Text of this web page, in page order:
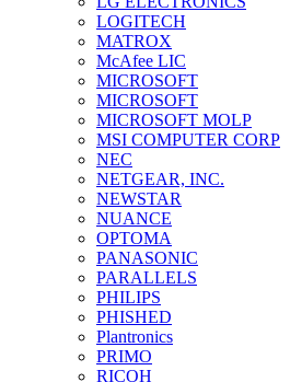
LOGITECH
MATROX
McAfee LIC
MICROSOFT
MICROSOFT
MICROSOFT MOLP
MSI COMPUTER CORP
NEC
NETGEAR, INC.
NEWSTAR
NUANCE
OPTOMA
PANASONIC
PARALLELS
PHILIPS
PHISHED
Plantronics
PRIMO
RICOH